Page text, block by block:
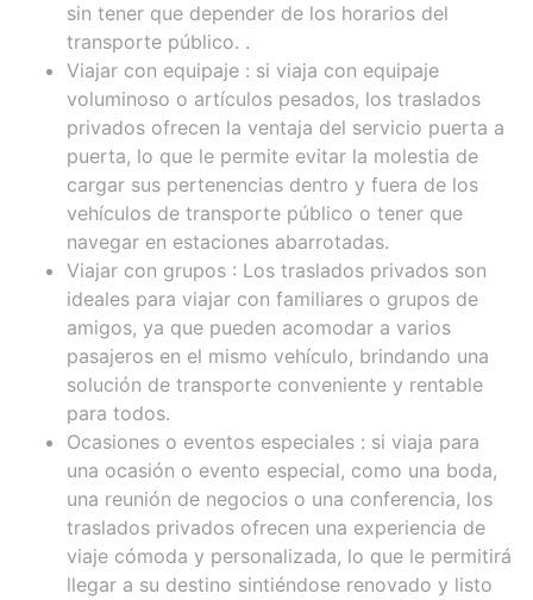
sin tener que depender de los horarios del
transporte público. .
Viajar con equipaje : si viaja con equipaje
voluminoso o artículos pesados, los traslados
privados ofrecen la ventaja del servicio puerta a
puerta, lo que le permite evitar la molestia de
cargar sus pertenencias dentro y fuera de los
vehículos de transporte público o tener que
navegar en estaciones abarrotadas.
Viajar con grupos : Los traslados privados son
ideales para viajar con familiares o grupos de
amigos, ya que pueden acomodar a varios
pasajeros en el mismo vehículo, brindando una
solución de transporte conveniente y rentable
para todos.
Ocasiones o eventos especiales : si viaja para
una ocasión o evento especial, como una boda,
una reunión de negocios o una conferencia, los
traslados privados ofrecen una experiencia de
viaje cómoda y personalizada, lo que le permitirá
llegar a su destino sintiéndose renovado y listo